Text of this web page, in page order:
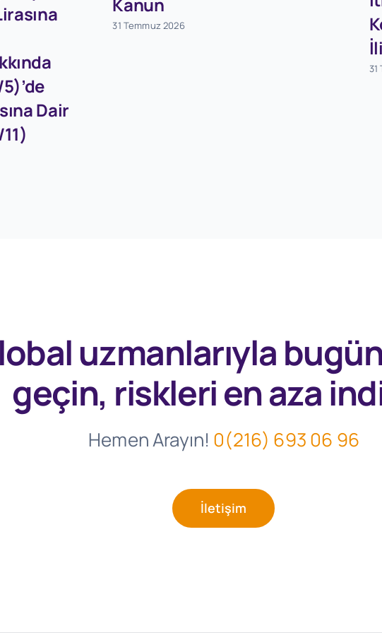
Dair
31 Temmuz 2026
31
uzmanlarıyla
geçin, riskleri en aza
Hemen Arayın! 0(216) 693 06 96
İletişim